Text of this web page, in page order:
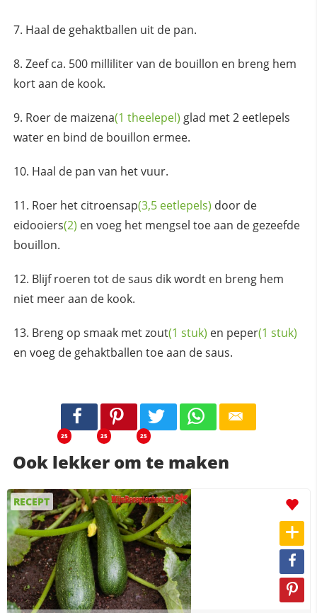
Haal de gehaktballen uit de pan.
Zeef ca. 500 milliliter van de bouillon en breng hem
kort aan de kook.
Roer de maizena(1 theelepel) glad met 2 eetlepels
water en bind de bouillon ermee.
Haal de pan van het vuur.
Roer het citroensap(3,5 eetlepels) door de
eidooiers(2) en voeg het mengsel toe aan de gezeefde
bouillon.
Blijf roeren tot de saus dik wordt en breng hem
niet meer aan de kook.
Breng op smaak metzout(1 stuk) en peper(1 stuk)
en voeg de gehaktballen toe aan de saus.
25 25 25
Ook lekker om te maken
RECEPT